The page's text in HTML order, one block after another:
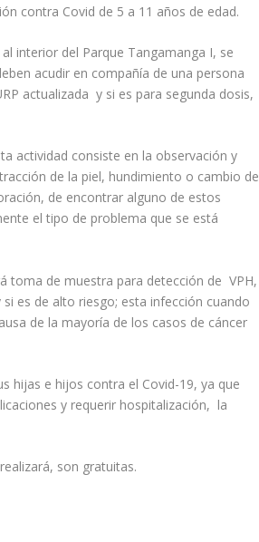
contra Covid de 5 a 11 años de edad.
interior del Parque Tangamanga I, se
acudir en compañía de una persona
actualizada y si es para segunda dosis,
actividad consiste en la observación y
de la piel, hundimiento o cambio de
de encontrar alguno de estos
el tipo de problema que se está
toma de muestra para detección de VPH,
es de alto riesgo; esta infección cuando
de la mayoría de los casos de cáncer
hijas e hijos contra el Covid-19, ya que
y requerir hospitalización, la
son gratuitas.